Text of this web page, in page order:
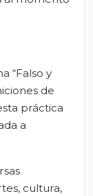
“Falso y
de
práctica
a
cultura,